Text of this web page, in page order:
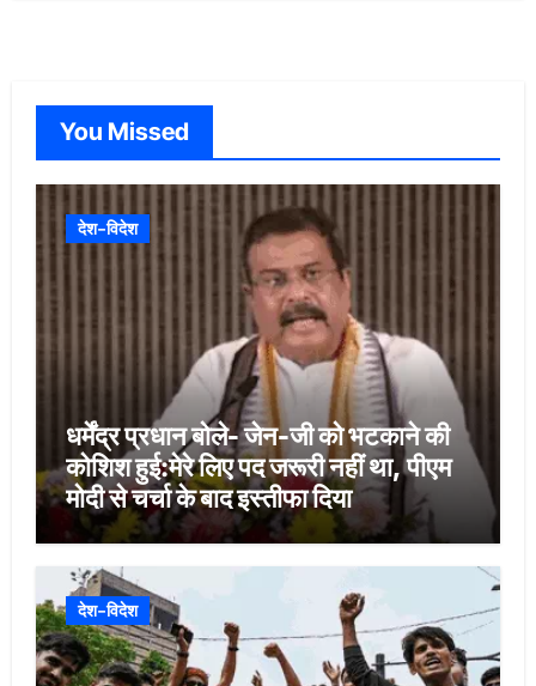
You Missed
देश-विदेश
धर्मेंद्र प्रधान बोले- जेन-जी को भटकाने की
कोशिश हुई:मेरे लिए पद जरूरी नहीं था, पीएम
मोदी से चर्चा के बाद इस्तीफा दिया
देश-विदेश